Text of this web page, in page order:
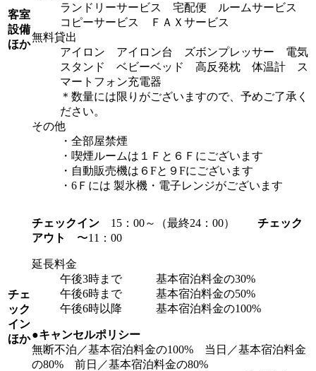
客室
設備
ほか
ランドリーサービス 宅配便 ルームサービス
コピーサービス ＦＡＸサービス
無料貸出
アイロン アイロン台 ズボンプレッサー 電気
スタンド ベビーベッド 高反発枕 体温計 ス
マートフォン充電器
＊数量には限りがございますので、予めご了承く
ださい。
その他
・全部屋禁煙
・喫煙ルームは１Ｆと６Ｆにございます
・自動販売機は６Fと９Fにございます
・6Ｆには 製氷機・電子レンジがございます
チェ
ック
イン
ほか
チェックイン 15：00～（最終24：00） チェック
アウト
〜11：00
延長料金
午後3時まで 基本宿泊料金の30%
午後6時まで 基本宿泊料金の50%
午後6時以降 基本宿泊料金の100%
●キャンセルポリシー
無断不泊／基本宿泊料金の100% 当日／基本宿泊料金
の80% 前日／基本宿泊料金の80%